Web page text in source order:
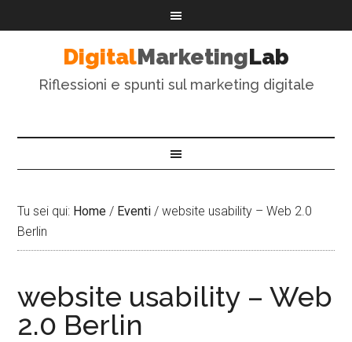
DigitalMarketingLab
Riflessioni e spunti sul marketing digitale
Tu sei qui: Home / Eventi / website usability – Web 2.0
Berlin
website usability – Web
2.0 Berlin